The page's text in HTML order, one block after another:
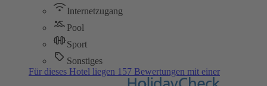
Internetzugang
Pool
Sport
Sonstiges
Für dieses Hotel liegen 157 Bewertungen mit einer